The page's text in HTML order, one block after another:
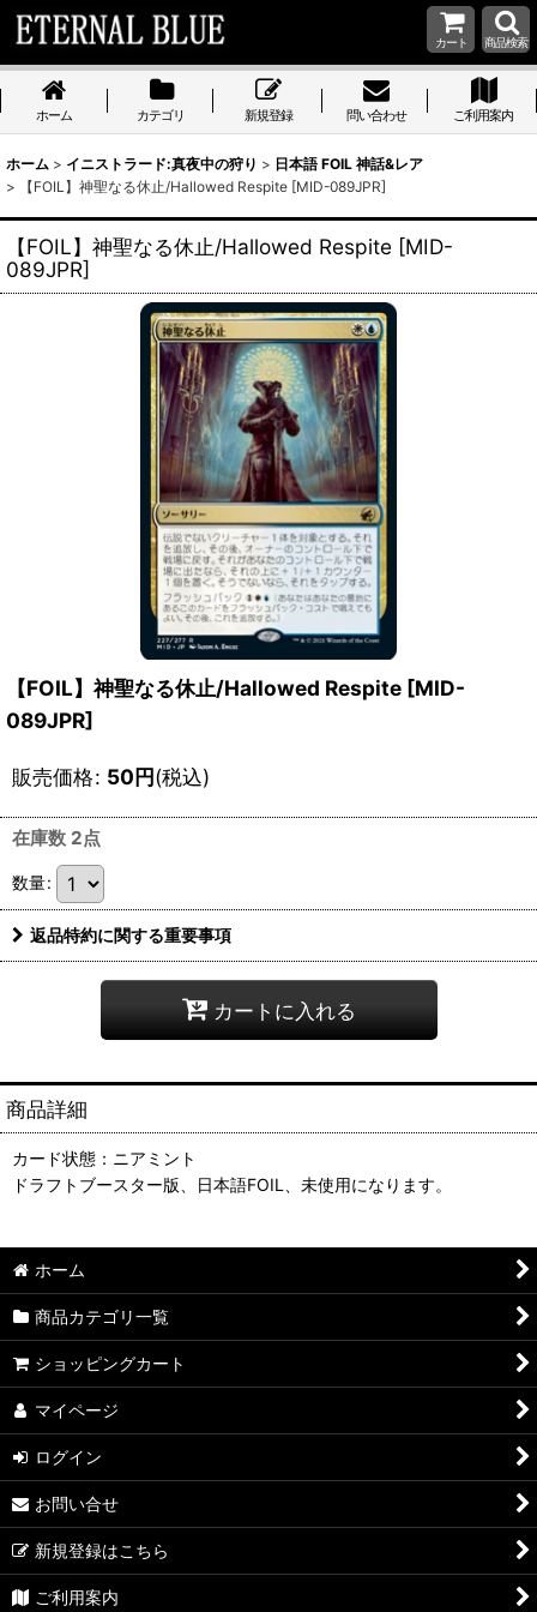
カート 商品検索
ホーム カテゴリ 新規登録 問い合わせ ご利用案内
ホーム > イニストラード:真夜中の狩り > 日本語 FOIL 神話&レア
>
【FOIL】神聖なる休止/Hallowed Respite [MID-089JPR]
【FOIL】神聖なる休止/Hallowed Respite [MID-
089JPR]
【FOIL】神聖なる休止/Hallowed Respite [MID-
089JPR]
販売価格: 50円(税込)
在庫数 2点
数量:
返品特約に関する重要事項
カートに入れる
商品詳細
カード状態：ニアミント
ドラフトブースター版、日本語FOIL、未使用になります。
ホーム
商品カテゴリ一覧
ショッピングカート
マイページ
ログイン
お問い合せ
新規登録はこちら
ご利用案内